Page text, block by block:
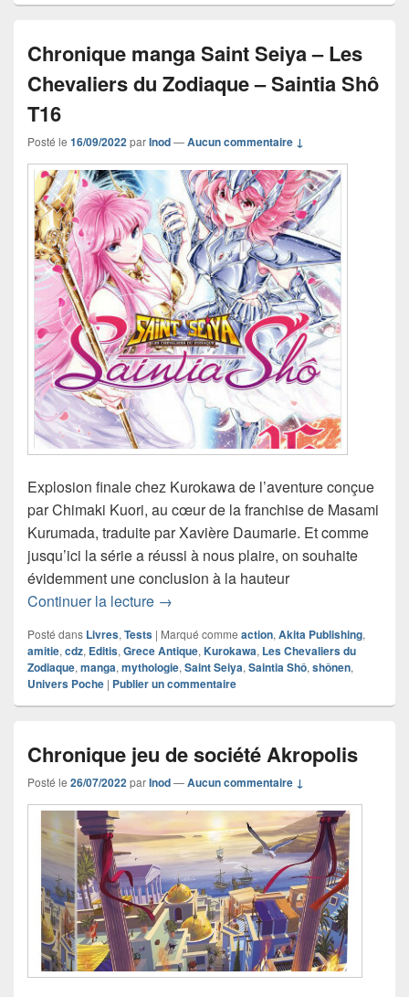
Chronique manga Saint Seiya – Les
Chevaliers du Zodiaque – Saintia Shô
T16
Posté le 16/09/2022parInod—Aucun commentaire ↓
Explosion finale chez Kurokawa de l’aventure conçue
par Chimaki Kuori, au cœur de la franchise de Masami
Kurumada, traduite par Xavière Daumarie. Et comme
jusqu’ici la série a réussi à nous plaire, on souhaite
évidemment une conclusion à la hauteur
Continuer la lecture Chronique manga Saint Seiya – Les
→
Posté dans Livres, Tests | Marqué comme action, Akita Publishing,
amitie, cdz, Editis, Grece Antique, Kurokawa, Les Chevaliers du
Zodiaque, manga, mythologie, Saint Seiya, Saintia Shô, shônen,
Univers Poche | Publier un commentaire
Chronique jeu de société Akropolis
Posté le 26/07/2022parInod—Aucun commentaire ↓